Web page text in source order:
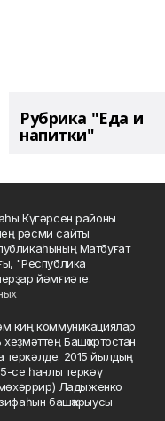
Рубрика "Еда и
напитки"
Күгәрсен районы
рәсми сайты.
Матбуғат
"Республика
йәмғиәте.
киң коммуникациялар
Башҡортостан
2015 йылдың
се һанлы теркәү
мөхәррир) Ладыженко
башҡарыусы